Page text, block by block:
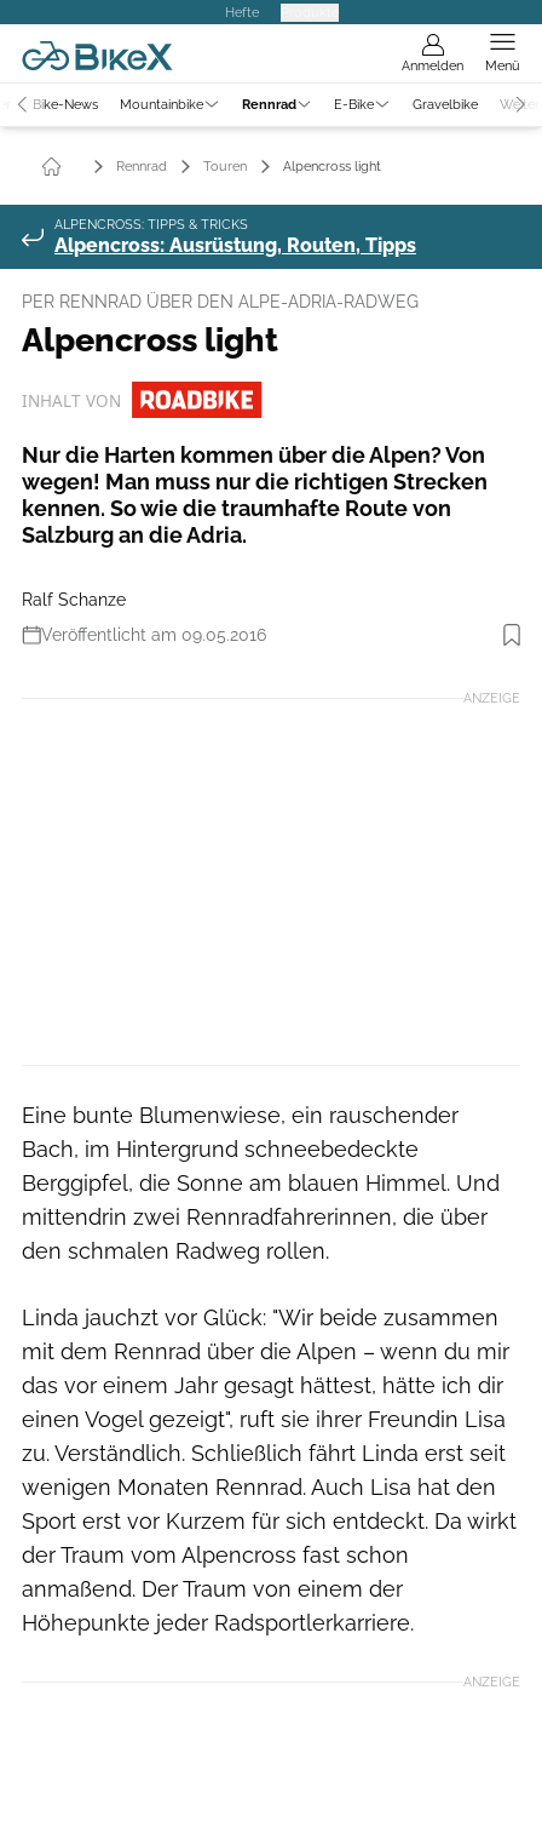
Hefte
Anmelden Menü
Bike-News Mountainbike Rennrad E-Bike Gravelbike
Rennrad Touren Alpencross light
ALPENCROSS: TIPPS & TRICKS
Alpencross: Ausrüstung, Routen, Tipps
PER RENNRAD ÜBER DEN ALPE-ADRIA-RADWEG
Alpencross light
INHALT VON
Nur die Harten kommen über die Alpen? Von
wegen! Man muss nur die richtigen Strecken
kennen. So wie die traumhafte Route von
Salzburg an die Adria.
Ralf Schanze
Veröffentlicht am 09.05.2016
Foto: Ralf Schanze
ANZEIGE
Eine bunte Blumenwiese, ein rauschender
Bach, im Hintergrund schneebedeckte
Berggipfel, die Sonne am blauen Himmel. Und
mittendrin zwei Rennradfahrerinnen, die über
den schmalen Radweg rollen.
Linda jauchzt vor Glück: "Wir beide zusammen
mit dem Rennrad über die Alpen – wenn du mir
das vor einem Jahr gesagt hättest, hätte ich dir
einen Vogel gezeigt", ruft sie ihrer Freundin Lisa
zu. Verständlich. Schließlich fährt Linda erst seit
wenigen Monaten Rennrad. Auch Lisa hat den
Sport erst vor Kurzem für sich entdeckt. Da wirkt
der Traum vom Alpencross fast schon
anmaßend. Der Traum von einem der
Höhepunkte jeder Radsportlerkarriere.
ANZEIGE